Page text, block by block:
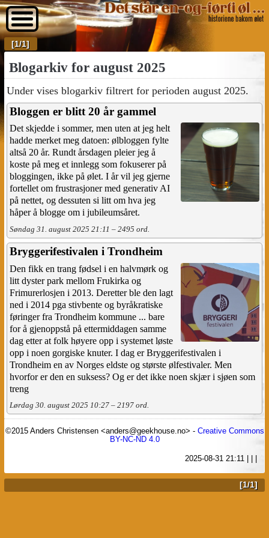
[1/1]
Blogarkiv for august 2025
Under vises blogarkiv filtrert for perioden august 2025.
Bloggen er blitt 20 år gammel
Det skjedde i sommer, men uten at jeg helt
hadde merket meg datoen: ølbloggen fylte
altså 20 år. Rundt årsdagen pleier jeg å
koste på meg et innlegg som fokuserer på
bloggingen, ikke på ølet. I år vil jeg gjerne
fortellet om frustrasjoner med generativ AI
på nettet, og dessuten si litt om hva jeg
håper å blogge om i jubileumsåret.
Søndag 31. august 2025 21:11 – 2495 ord.
Bryggerifestivalen i Trondheim
Den fikk en trang fødsel i en halvmørk og
litt dyster park mellom Frukirka og
Frimurerlosjen i 2013. Deretter ble den lagt
ned i 2014 pga stivbente og byråkratiske
føringer fra Trondheim kommune ... bare
for å gjenoppstå på ettermiddagen samme
dag etter at folk høyere opp i systemet løste
opp i noen gorgiske knuter. I dag er Bryggerifestivalen i
Trondheim en av Norges eldste og største ølfestivaler. Men
hvorfor er den en suksess? Og er det ikke noen skjær i sjøen som
treng
Lørdag 30. august 2025 10:27 – 2197 ord.
©2015 Anders Christensen <anders@geekhouse.no> - Creative Commons
BY-NC-ND 4.0
2025-08-31 21:11
[1/1]